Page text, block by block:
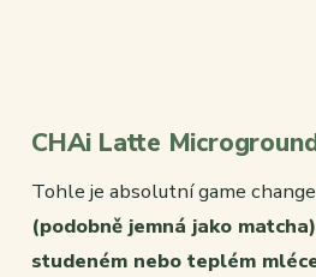
CHAi Latte
Tohle je absolutní game
(podobně jemná jako
studeném nebo teplém